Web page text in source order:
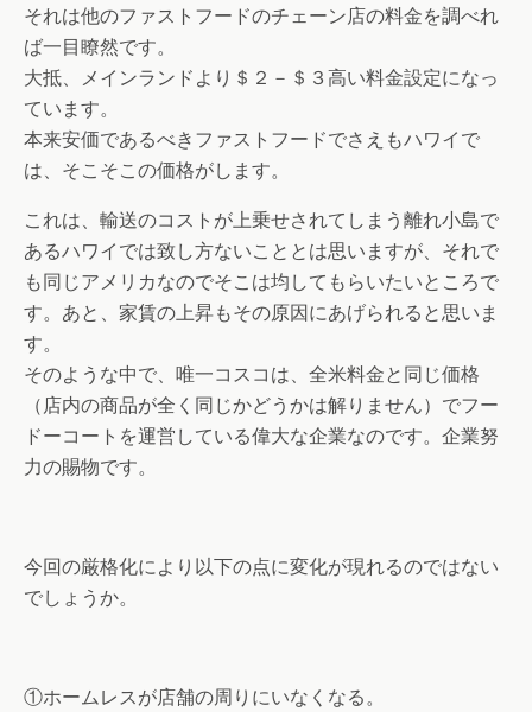
それは他のファストフードのチェーン店の料金を調べれ
ば一目瞭然です。
大抵、メインランドより＄２－＄３高い料金設定になっ
ています。
本来安価であるべきファストフードでさえもハワイで
は、そこそこの価格がします。
これは、輸送のコストが上乗せされてしまう離れ小島で
あるハワイでは致し方ないこととは思いますが、それで
も同じアメリカなのでそこは均してもらいたいところで
す。あと、家賃の上昇もその原因にあげられると思いま
す。
そのような中で、唯一コスコは、全米料金と同じ価格
（店内の商品が全く同じかどうかは解りません）でフー
ドーコートを運営している偉大な企業なのです。企業努
力の賜物です。
今回の厳格化により以下の点に変化が現れるのではない
でしょうか。
①ホームレスが店舗の周りにいなくなる。